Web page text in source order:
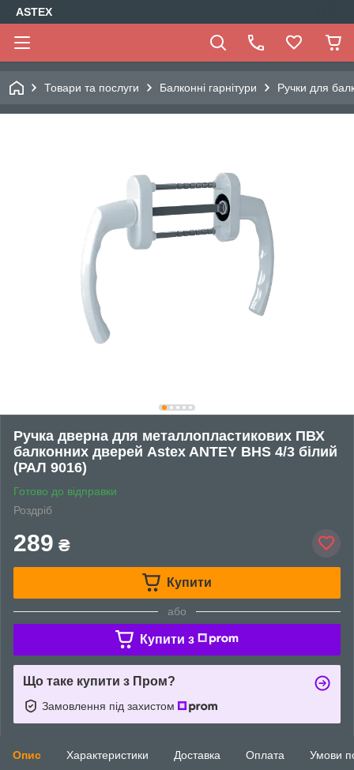
ASTEX
Товари та послуги Балконні гарнітури Ручки для
Ручка дверна для металлопластикових ПВХ
балконних дверей Astex ANTEY BHS 4/3 білий
(РАЛ 9016)
Готово до відправки
Роздріб
289 ₴
Купити
або
Купити з
Що таке купити з Пром?
Замовлення під захистом
Опис Характеристики Доставка Оплата Умови